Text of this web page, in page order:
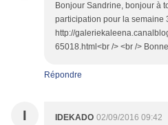
Bonjour Sandrine, bonjour à
participation pour la semaine
http://
65018.html<br /> <br />
Répondre
I IDEKADO 02/09/2016 09:42